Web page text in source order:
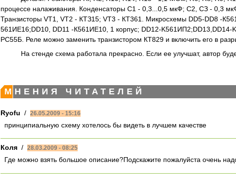
процессе налаживания. Конденсаторы С1 - 0,3...0,5 мкФ; С2, СЗ - 0,3
Транзисторы VT1, VT2 - КТЗ15; VT3 - КТ361. Микросхемы DD5-DD8 -
561ИE16;DD10, DD11 -К561ИЕ10, 1 корпус; DD12-
РС55Б. Реле можно заменить транзистором КТ829 и включить его в
На стенде схема работала прекрасно. Если ее улучшат, автор
МНЕНИЯ ЧИТАТЕЛЕЙ
Ryofu / 26.05.2009 - 15:16
принципиальную схему хотелось бы видеть в лучшем качестве
Коля / 28.03.2009 - 08:25
Где можно взять большое описание?Подскажите пожалуйста очень